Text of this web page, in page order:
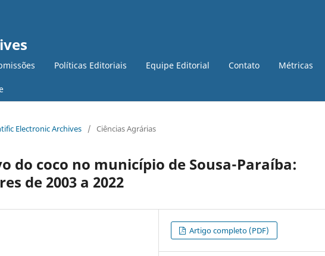
Políticas Editoriais Equipe Editorial Contato Métricas
Electronic Archives / Ciências Agrárias
do coco no município de Sousa-Paraíba:
de 2003 a 2022
Artigo completo (PDF)